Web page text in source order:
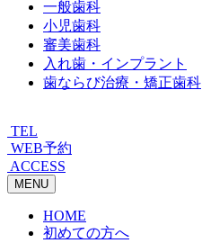
一般歯科
小児歯科
審美歯科
入れ歯・インプラント
歯ならび治療・矯正歯科
TEL
WEB予約
ACCESS
MENU
HOME
初めての方へ